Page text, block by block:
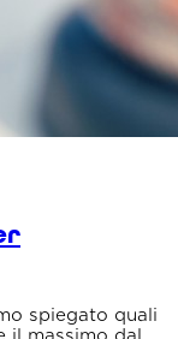
spiegato quali
il massimo dal